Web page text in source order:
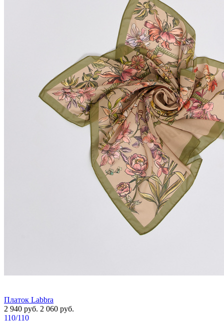
Платок Labbra
2 940 руб. 2 060 руб.
110/110